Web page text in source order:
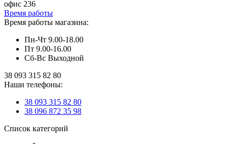
офис 236
Время работы
Время работы магазина:
Пн-Чт 9.00-18.00
Пт 9.00-16.00
Сб-Вс Выходной
38 093 315 82 80
Наши телефоны:
38 093 315 82 80
38 096 872 35 98
Список категорий